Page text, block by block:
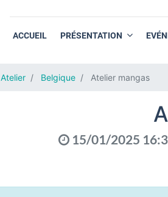
ACCUEIL PRÉSENTATION
Atelier Belgique Atelier mangas
15/01/2025